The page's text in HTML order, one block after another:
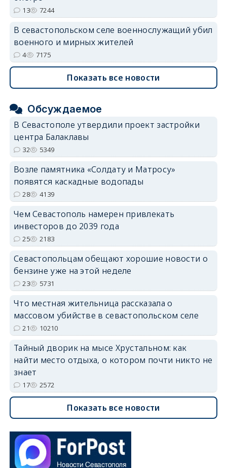
13 7244
В севастопольском селе военнослужащий убил
военного и мирных жителей
4 7175
Показать все новости
Обсуждаемое
В Севастополе утвердили проект застройки
центра Балаклавы
32 5349
Возле памятника «Солдату и Матросу»
появятся каскадные водопады
28 4139
Чем Севастополь намерен привлекать
инвесторов до 2039 года
25 2183
Севастопольцам обещают хорошие новости о
бензине уже на этой неделе
23 5731
Что местная жительница рассказала о
массовом убийстве в севастопольском селе
21 10210
Тайный дворик на мысе Хрустальном: как
найти место отдыха, о котором почти никто не
знает
17 2572
Показать все новости